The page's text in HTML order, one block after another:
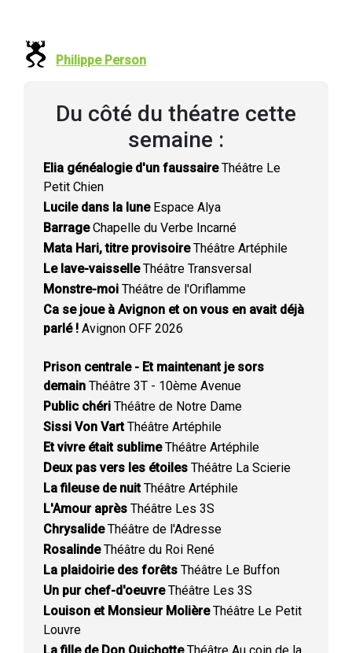
Philippe Person
Du côté du théatre cette
semaine :
Elia généalogie d'un faussaireThéâtre Le
Petit Chien
Lucile dans la luneEspace Alya
BarrageChapelle du Verbe Incarné
Mata Hari, titre provisoireThéâtre Artéphile
Le lave-vaisselleThéâtre Transversal
Monstre-moi Théâtre de l'Oriflamme
Ca se joue à Avignon et on vous en avait déjà
parlé ! Avignon OFF 2026
Prison centrale - Et maintenant je sors
demain Théâtre 3T - 10ème Avenue
Public chéri Théâtre de Notre Dame
Sissi Von VartThéâtre Artéphile
Et vivre était sublimeThéâtre Artéphile
Deux pas vers les étoiles Théâtre La Scierie
La fileuse de nuitThéâtre Artéphile
L'Amour après Théâtre Les 3S
ChrysalideThéâtre de l'Adresse
RosalindeThéâtre du Roi René
La plaidoirie des forêts Théâtre Le Buffon
Un pur chef-d'oeuvreThéâtre Les 3S
Louison et Monsieur MolièreThéâtre Le Petit
Louvre